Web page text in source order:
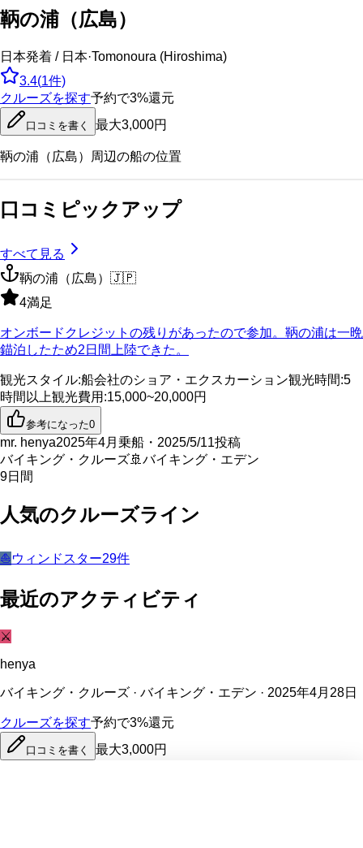
鞆の浦（広島）
日本発着 / 日本·Tomonoura (Hiroshima)
3.4(1件)
クルーズを探す予約で3%還元
口コミを書く 最大3,000円
鞆の浦（広島） 周辺の船の位置
口コミピックアップ
すべて見る
鞆の浦（広島） 🇯🇵
4満足
オンボードクレジットの残りがあったので参加。鞆の浦は一晩
錨泊したため2日間上陸できた。
観光スタイル:船会社のショア・エクスカーション観光時間:5
時間以上観光費用 :15,000~20,000円
参考になった0
mr. henya2025年4月乗船・2025/5/11投稿
バイキング・クルーズ🚢 バイキング・エデン
9日間
人気のクルーズライン
⛵ウィンドスター29件
最近のアクティビティ
⚔️
henya
バイキング・クルーズ · バイキング・エデン · 2025年4月28日
クルーズを探す予約で3%還元
口コミを書く 最大3,000円